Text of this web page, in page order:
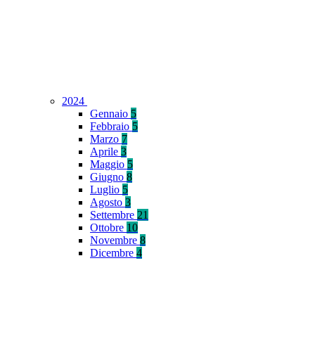
2024
Gennaio 5
Febbraio 5
Marzo 7
Aprile 3
Maggio 5
Giugno 8
Luglio 5
Agosto 3
Settembre 21
Ottobre 10
Novembre 8
Dicembre 4